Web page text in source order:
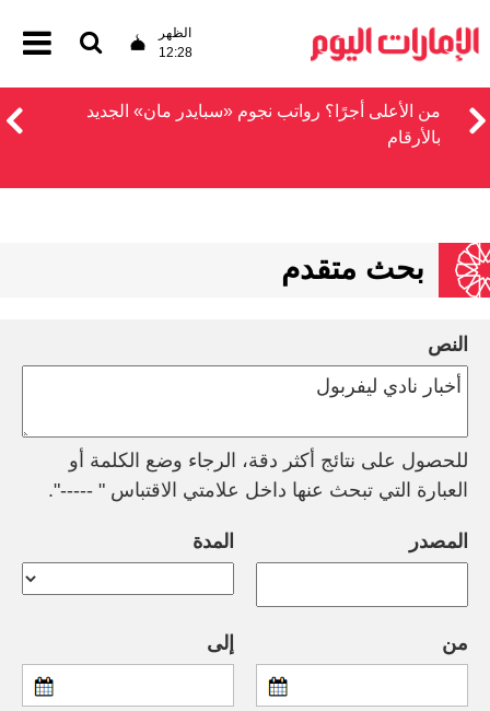
الظهر
12:28
من الأعلى أجرًا؟ رواتب نجوم «سبايدر مان» الجديد
بالأرقام
بحث متقدم
النص
للحصول على نتائج أكثر دقة، الرجاء وضع الكلمة أو
العبارة التي تبحث عنها داخل علامتي الاقتباس " -----".
المصدر المدة
من إلى